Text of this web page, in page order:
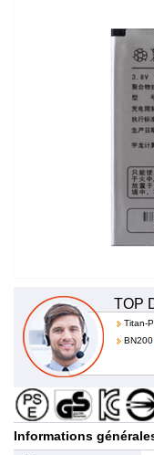
TOP
Titan-
BN200
Informations